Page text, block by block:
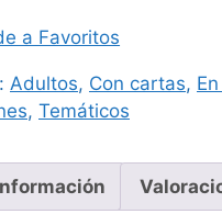
10,95 €.
a Favoritos
Adultos, Con cartas,
, Temáticos